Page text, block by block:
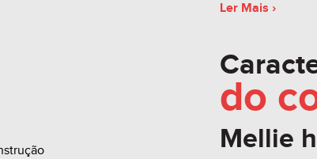
suíte, 02
de serviço.
Todos os boxes:
Ler Mais ›
do
Mellie